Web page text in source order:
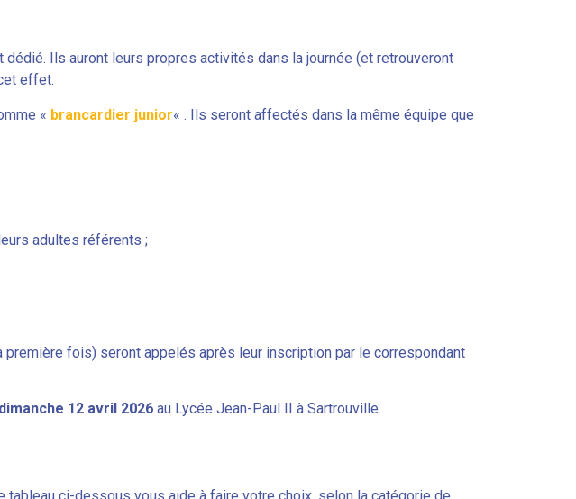
dédié. Ils auront leurs propres activités dans la journée (et retrouveront
effet.
« brancardier junior« . Ils seront affectés dans la même équipe que
adultes référents ;
fois) seront appelés après leur inscription par le correspondant
dimanche 12 avril 2026 au Lycée Jean-Paul II à Sartrouville.